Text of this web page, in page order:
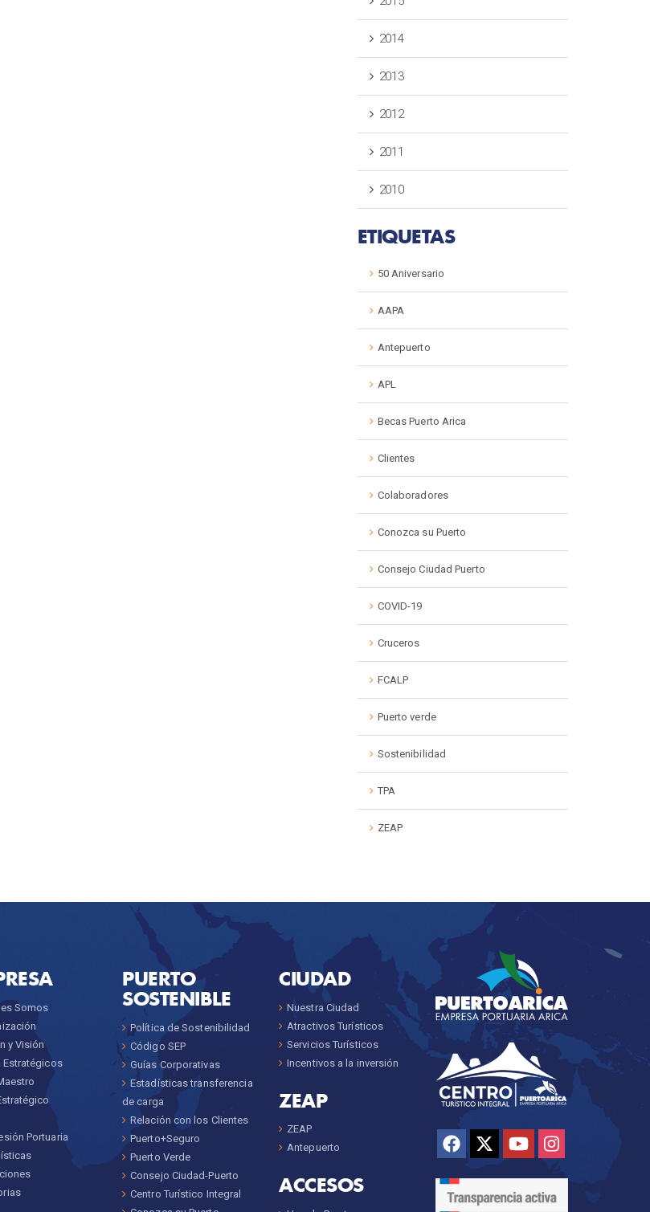
2014
2013
2012
2011
2010
ETIQUETAS
50 Aniversario
AAPA
Antepuerto
APL
Becas Puerto Arica
Clientes
Colaboradores
Conozca su Puerto
Consejo Ciudad Puerto
COVID-19
Cruceros
FCALP
Puerto verde
Sostenibilidad
TPA
ZEAP
Somos
y Visión
Estratégicos
Portuaria
PUERTO
SOSTENIBLE
Política de Sostenibilidad
Código SEP
Guías Corporativas
Estadísticas transferencia
de carga
Relación con los Clientes
Puerto+Seguro
Puerto Verde
Consejo Ciudad-Puerto
Centro Turístico Integral
CIUDAD
Nuestra Ciudad
Atractivos Turísticos
Servicios Turísticos
Incentivos a la inversión
ZEAP
ZEAP
Antepuerto
ACCESOS